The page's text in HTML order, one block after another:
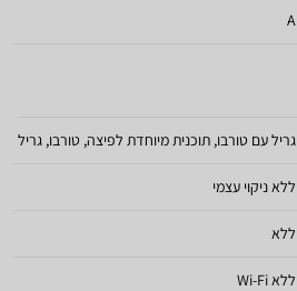
A
גריל עם טורבו, תוכנית מיוחדת לפיצה, טורבו, גריל
ללא ניקוי עצמי
ללא
ללא Wi-Fi